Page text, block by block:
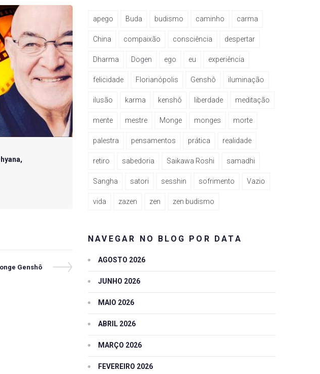
Genshô
apego Buda budismo caminho carma
China compaixão consciência despertar
Dharma Dogen ego eu experiência
felicidade Florianópolis Genshô iluminação
ilusão karma kenshô liberdade meditação
mente mestre Monge monges morte
palestra pensamentos prática realidade
retiro sabedoria Saikawa Roshi samadhi
Sangha satori sesshin sofrimento Vazio
vida zazen zen zen budismo
NAVEGAR NO BLOG POR DATA
AGOSTO 2026
JUNHO 2026
MAIO 2026
ABRIL 2026
MARÇO 2026
FEVEREIRO 2026